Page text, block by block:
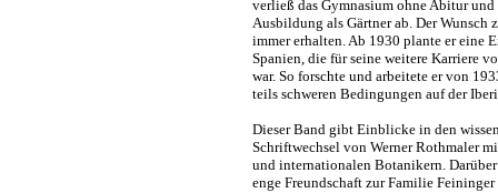
verließ das Gymnasium ohne Abitur und
Ausbildung als Gärtner ab. Der Wunsch
immer erhalten. Ab 1930 plante er eine
Spanien, die für seine weitere Karriere
war. So forschte und arbeitete er von
teils schweren Bedingungen auf der
Dieser Band gibt Einblicke in den
Schriftwechsel von Werner Rothmaler
und internationalen Botanikern.
enge Freundschaft zur Familie